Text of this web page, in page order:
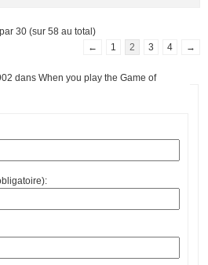
30 (sur 58 au total)
←
1 2 3 4 →
dans When you play the Game of